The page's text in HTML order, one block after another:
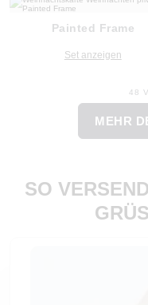
Painted Frame
Set anzeigen
48
MEHR
SO